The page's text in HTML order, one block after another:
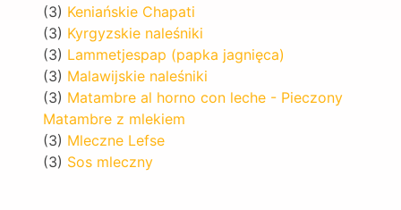
(3) Keniańskie Chapati
(3) Kyrgyzskie naleśniki
(3) Lammetjespap (papka jagnięca)
(3) Malawijskie naleśniki
(3) Matambre al horno con leche - Pieczony
Matambre z mlekiem
(3) Mleczne Lefse
(3) Sos mleczny